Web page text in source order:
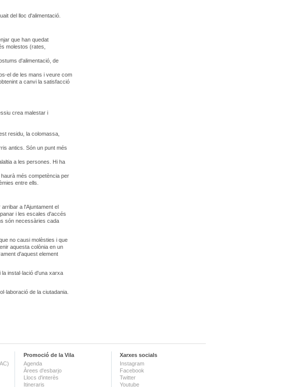
del lloc d'alimentació.
que han quedat
molestos (rates,
d'alimentació, de
el de les mans i veure com
a canvi la satisfacció
crea malestar i
residu, la colomassa,
antics. Són un punt més
a les persones. Hi ha
més competència per
entre ells.
a l'Ajuntament el
i les escales d'accés
són necessàries cada
no causi molèsties i que
aquesta colònia en un
d'aquest element
instal·lació d'una xarxa
de la ciutadania.
Promoció de la Vila
Agenda
Àrees d'esbarjo
Llocs d'interès
Itineraris
Xarxes socials
Instagram
Facebook
Twitter
Youtube